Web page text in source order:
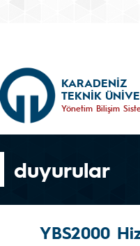
KARADENİZ
TEKNİK
Yönetim Bilişim
duyurular
YBS2000